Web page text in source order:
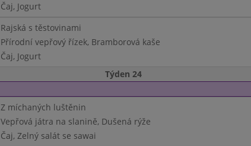
Čaj, Jogurt
Rajská s těstovinami
Přírodní vepřový řízek, Bramborová kaše
Čaj, Jogurt
Týden 24
Z míchaných luštěnin
Vepřová játra na slanině, Dušená rýže
Čaj, Zelný salát se sawai